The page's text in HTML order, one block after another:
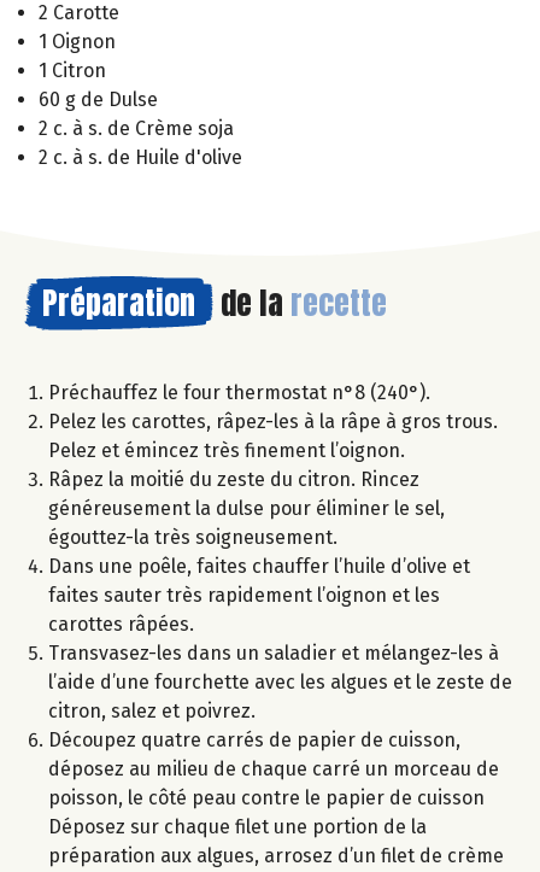
2 Carotte
1 Oignon
1 Citron
60 g de Dulse
2 c. à s. de Crème soja
2 c. à s. de Huile d'olive
Préparation de la recette
Préchauffez le four thermostat n°8 (240°).
Pelez les carottes, râpez-les à la râpe à gros trous.
Pelez et émincez très finement l’oignon.
Râpez la moitié du zeste du citron. Rincez
généreusement la dulse pour éliminer le sel,
égouttez-la très soigneusement.
Dans une poêle, faites chauffer l’huile d’olive et
faites sauter très rapidement l’oignon et les
carottes râpées.
Transvasez-les dans un saladier et mélangez-les à
l’aide d’une fourchette avec les algues et le zeste de
citron, salez et poivrez.
Découpez quatre carrés de papier de cuisson,
déposez au milieu de chaque carré un morceau de
poisson, le côté peau contre le papier de cuisson
Déposez sur chaque filet une portion de la
préparation aux algues, arrosez d’un filet de crème